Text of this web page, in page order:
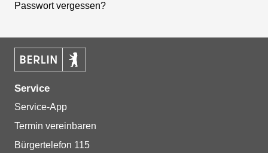
Passwort vergessen?
Service
Service-App
Termin vereinbaren
Bürgertelefon 115